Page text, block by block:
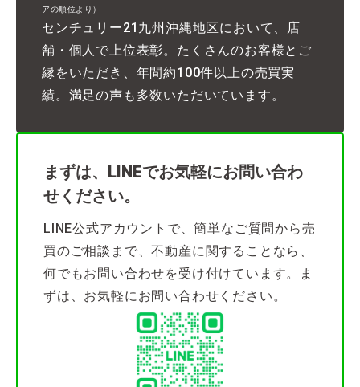
アの順位より）
センチュリー21九州沖縄地区において、店
舗・個人で上位表彰。たくさんのお客様とご
縁をいただき、年間約100件以上の売買実
績。満足の声も多数いただいています。
まずは、LINEでお気軽にお問い合わ
せください。
LINE公式アカウントで、簡単なご質問から売
買のご相談まで、不動産に関することなら、
何でもお問い合わせを受け付けています。ま
ずは、お気軽にお問い合わせください。